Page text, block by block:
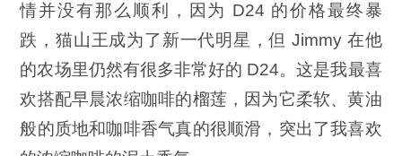
情并没有那么顺利，因为 D24 的价格最终暴
跌，猫山王成为了新一代明星，但 Jimmy 在他
的农场里仍然有很多非常好的 D24。这是我最喜
欢搭配早晨浓缩咖啡的榴莲，因为它柔软、黄油
般的质地和咖啡香气真的很顺滑，突出了我喜欢